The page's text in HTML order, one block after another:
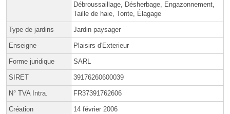
Débroussaillage, Désherbage, Engazonnement,
Taille de haie, Tonte, Élagage
Type de jardins Jardin paysager
Enseigne Plaisirs d'Exterieur
Forme juridique SARL
SIRET 39176260600039
N° TVA Intra. FR37391762606
Création 14 février 2006